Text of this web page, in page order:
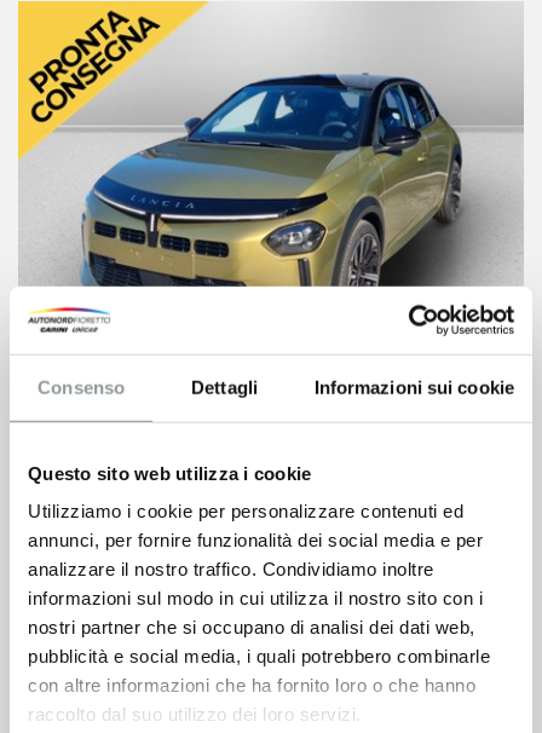
Consenso Dettagli Informazioni sui cookie
Questo sito web utilizza i cookie
Utilizziamo i cookie per personalizzare contenuti ed
annunci, per fornire funzionalità dei social media e per
analizzare il nostro traffico. Condividiamo inoltre
informazioni sul modo in cui utilizza il nostro sito con i
nostri partner che si occupano di analisi dei dati web,
pubblicità e social media, i quali potrebbero combinarle
con altre informazioni che ha fornito loro o che hanno
raccolto dal suo utilizzo dei loro servizi.
VEDI SCHEDA